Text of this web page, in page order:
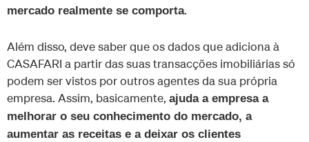
mercado realmente se comporta.
Além disso, deve saber que os dados que adiciona à
CASAFARI a partir das suas transacções imobiliárias só
podem ser vistos por outros agentes da sua própria
empresa. Assim, basicamente, ajuda a empresa a
melhorar o seu conhecimento do mercado, a
aumentar as receitas e a deixar os clientes